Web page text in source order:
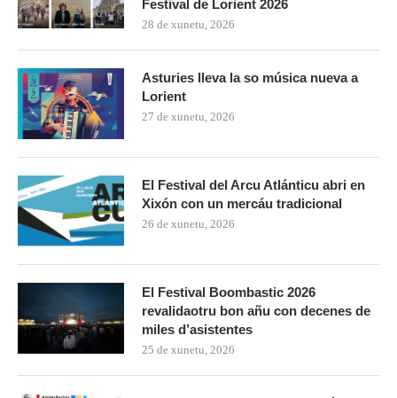
Festival de Lorient 2026
28 de xunetu, 2026
Asturies lleva la so música nueva a
Lorient
27 de xunetu, 2026
El Festival del Arcu Atlánticu abri en
Xixón con un mercáu tradicional
26 de xunetu, 2026
El Festival Boombastic 2026
revalidaotru bon añu con decenes de
miles d’asistentes
25 de xunetu, 2026